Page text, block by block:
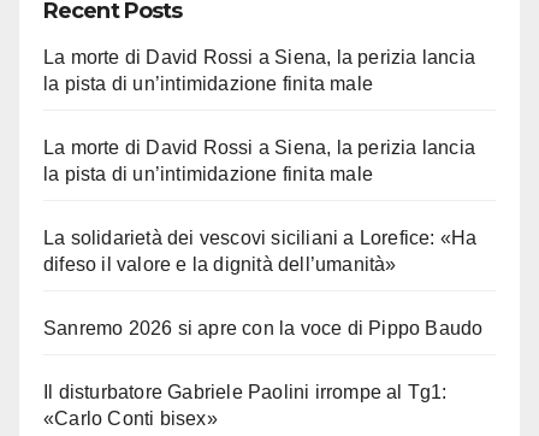
Recent Posts
La morte di David Rossi a Siena, la perizia lancia
la pista di un’intimidazione finita male
La morte di David Rossi a Siena, la perizia lancia
la pista di un’intimidazione finita male
La solidarietà dei vescovi siciliani a Lorefice: «Ha
difeso il valore e la dignità dell’umanità»
Sanremo 2026 si apre con la voce di Pippo Baudo
Il disturbatore Gabriele Paolini irrompe al Tg1:
«Carlo Conti bisex»